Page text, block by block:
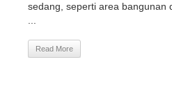
sedang, seperti area bangunan
Read More